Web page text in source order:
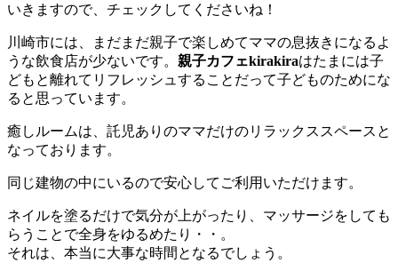
いきますので、チェックしてくださいね！
川崎市には、まだまだ親子で楽しめてママの息抜きになるよ
うな飲食店が少ないです。 親子カフェkirakiraはたまには子
どもと離れてリフレッシュすることだって子どものためにな
ると思っています。
癒しルームは、託児ありのママだけのリラックススペースと
なっております。
同じ建物の中にいるので安心してご利用いただけます。
ネイルを塗るだけで気分が上がったり、マッサージをしても
らうことで全身をゆるめたり・・。
それは、本当に大事な時間となるでしょう。